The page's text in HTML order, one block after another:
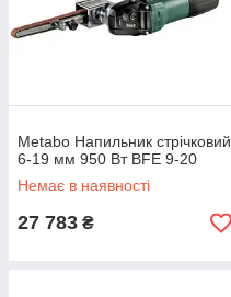
Metabo Напильник стрічковий
6-19 мм 950 Вт BFE 9-20
Немає в наявності
27 783 ₴